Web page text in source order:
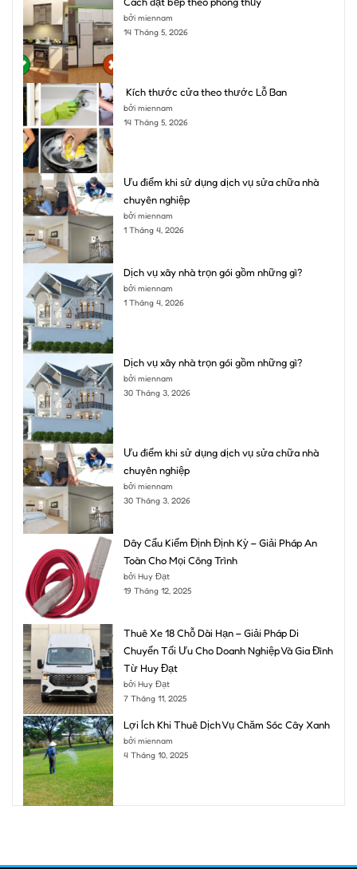
bởi miennam
14 Tháng 5, 2026
Kích thước cửa theo thước Lỗ Ban
bởi miennam
14 Tháng 5, 2026
Ưu điểm khi sử dụng dịch vụ sửa chữa nhà
chuyên nghiệp
bởi miennam
1 Tháng 4, 2026
Dịch vụ xây nhà trọn gói gồm những gì?
bởi miennam
1 Tháng 4, 2026
Dịch vụ xây nhà trọn gói gồm những gì?
bởi miennam
30 Tháng 3, 2026
Ưu điểm khi sử dụng dịch vụ sửa chữa nhà
chuyên nghiệp
bởi miennam
30 Tháng 3, 2026
Dây Cẩu Kiểm Định Định Kỳ – Giải Pháp An
Toàn Cho Mọi Công Trình
bởi Huy Đạt
19 Tháng 12, 2025
Thuê Xe 18 Chỗ Dài Hạn – Giải Pháp Di
Chuyển Tối Ưu Cho Doanh Nghiệp Và Gia Đình
Từ Huy Đạt
bởi Huy Đạt
7 Tháng 11, 2025
Lợi Ích Khi Thuê Dịch Vụ Chăm Sóc Cây Xanh
bởi miennam
4 Tháng 10, 2025